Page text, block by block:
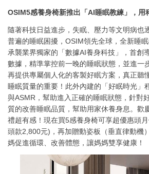
OSIM5感養身椅新推出「AI睡眠教練」，用
隨著科技日益進步，失眠、壓力等文明病也
普遍的睡眠困擾，OSIM領先全球，全新睡
承襲業界獨家的「數據AI養身科技」，首創
數據，精準掌控前一晚的睡眠狀態，並進一
再提供專屬個人化的客製好眠方案，真正聽
睡眠質量的重要！此外內建的「好眠時光」
與ASMR，幫助進入正確的睡眠狀態，針對
質的改善睡眠品質，幫助用家休養身息。歡
禮超有感！現在買5感養身椅可享超優惠頭
頭款2,800元)，再加贈動姿板（垂直律動機
媽促進循環、改善體態，讓媽媽雙享健康！